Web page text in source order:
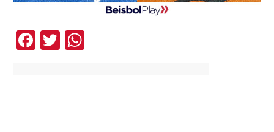
Facebook
TwitterWhatsApp